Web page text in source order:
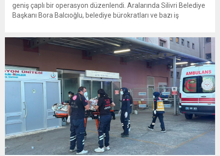
geniş çaplı bir operasyon düzenlendi. Aralarında Silivri Belediye
Başkanı Bora Balcıoğlu, belediye bürokratları ve bazı iş
inceleme ve arama çalışmaları devam ediyor. İstanbul’da...